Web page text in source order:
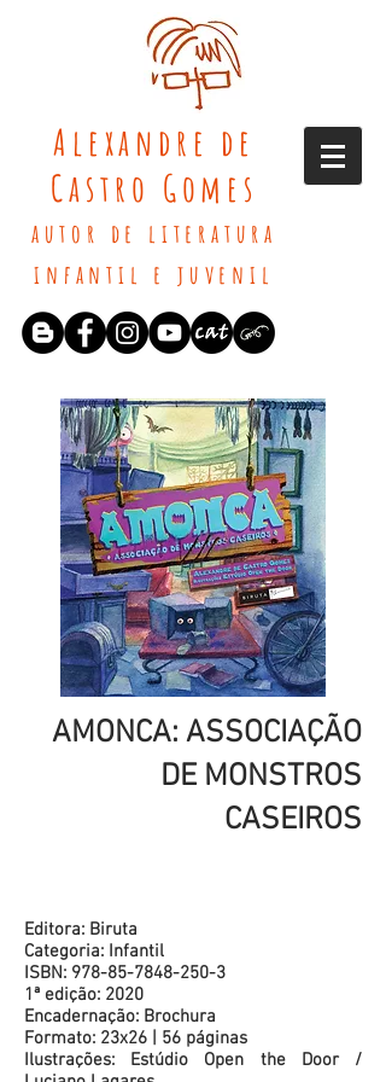
Alexandre de
Castro Gomes
autor de literatura
infantil e juvenil
AMONCA: ASSOCIAÇÃO
DE MONSTROS
CASEIROS
Editora: Biruta
Categoria: Infantil
ISBN: 978-85-7848-250-3
1ª edição: 2020
Encadernação: Brochura
Formato: 23x26 | 56 páginas
Ilustrações: Estúdio Open the Door /